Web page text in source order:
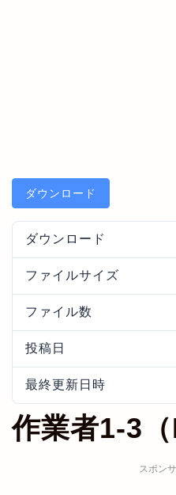
ダウンロード
ダウンロード
ファイルサイズ
ファイル数
投稿日
最終更新日時
作業者1-3（
スポン